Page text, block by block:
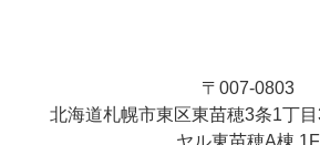
〒007-0803
北海道札幌市東区東苗穂3条1丁
ヤル東苗穂A棟 1F